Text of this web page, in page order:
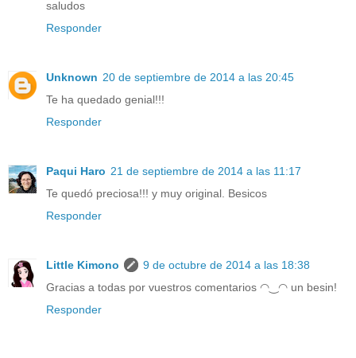
saludos
Responder
Unknown 20 de septiembre de 2014 a las 20:45
Te ha quedado genial!!!
Responder
Paqui Haro 21 de septiembre de 2014 a las 11:17
Te quedó preciosa!!! y muy original. Besicos
Responder
Little Kimono
9 de octubre de 2014 a las 18:38
Gracias a todas por vuestros comentarios ◠‿◠ un besin!
Responder